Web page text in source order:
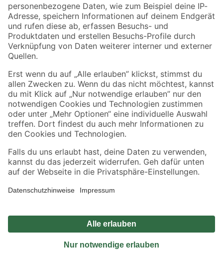
Zahlungsarten Versandarten
Sicher einkaufen
Jetzt die toom-App herunterladen
Alle Preisangaben in EUR inkl. gesetzl. MwSt.. Die dargestellten Angebote sind unter
Umständen nicht in allen Märkten verfügbar. Die angegebenen Verfügbarkeiten beziehen
Produkte nur solange der Vorrat reicht.
*Paketversand ab 59 € versandkostenfrei, gilt nicht für Artikel mit Speditionsversand, hier
Privatsphäre Impressum
Nutzungsbedingungen
Widerrufsrecht
Vertrag widerrufen